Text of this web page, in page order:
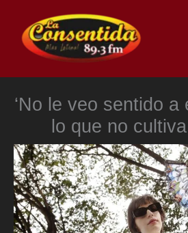
contenido
‘No le veo sentido a
lo que no